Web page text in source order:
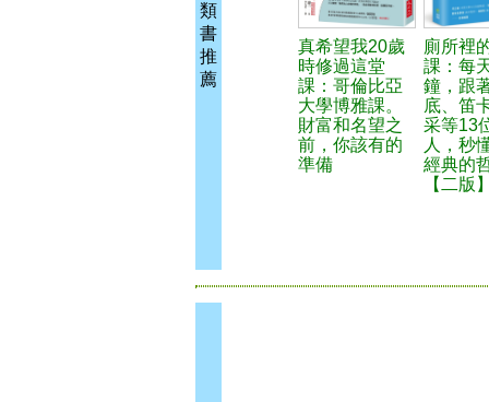
類
書
推
薦
真希望我20歲
時修過這堂
課：哥倫比亞
大學博雅課。
財富和名望之
前，你該有的
準備
廁所裡
課：每
鐘，跟
底、笛
采等13
人，秒
經典的
【二版